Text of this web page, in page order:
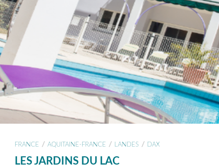
FRANCE / AQUITAINE-FRANCE / LANDES / DAX
LES JARDINS DU LAC